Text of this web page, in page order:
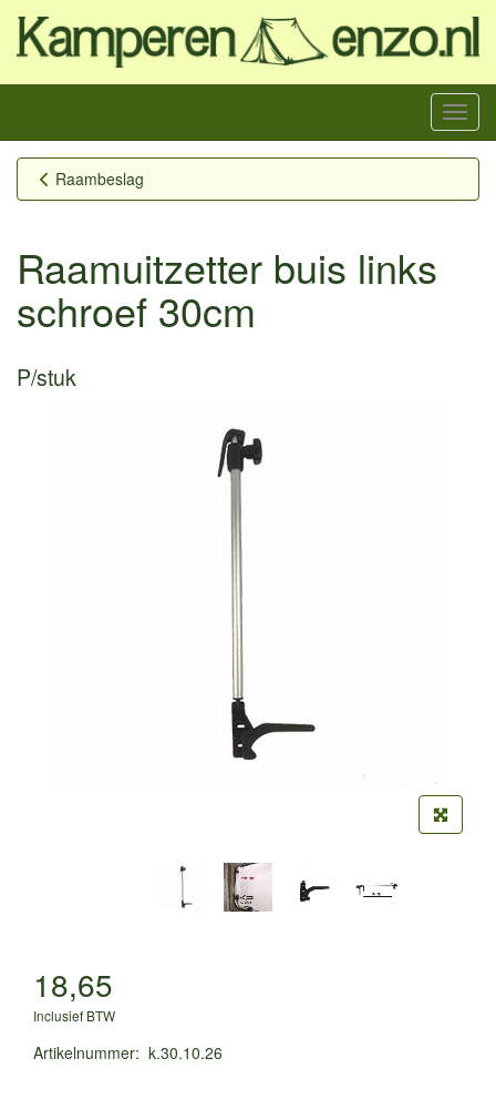
Menu
Raambeslag
Raamuitzetter buis links
schroef 30cm
P/stuk
18,65
Inclusief BTW
Artikelnummer: k.30.10.26